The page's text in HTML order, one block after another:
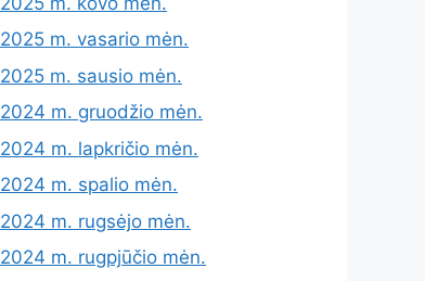
2025 m. vasario mėn.
2025 m. sausio mėn.
2024 m. gruodžio mėn.
2024 m. lapkričio mėn.
2024 m. spalio mėn.
2024 m. rugsėjo mėn.
2024 m. rugpjūčio mėn.